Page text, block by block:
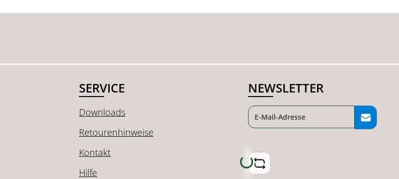
SERVICE
Downloads
Retourenhinweise
Kontakt
Hilfe
NEWSLETTER
Loading...